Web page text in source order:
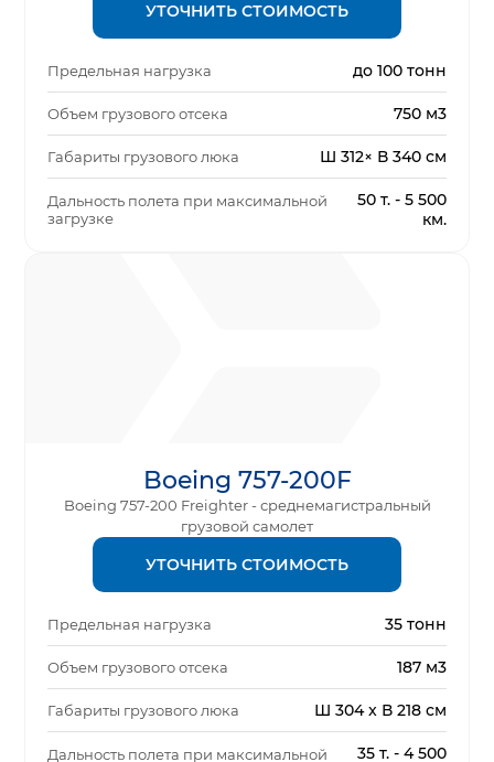
УТОЧНИТЬ СТОИМОСТЬ
Предельная нагрузка до 100 тонн
Объем грузового отсека 750 м3
Габариты грузового люка Ш 312× В 340 см
Дальность полета при максимальной
загрузке
50 т. - 5 500
км.
Boeing 757-200F
Boeing 757-200 Freighter - среднемагистральный
грузовой самолет
УТОЧНИТЬ СТОИМОСТЬ
Предельная нагрузка 35 тонн
Объем грузового отсека 187 м3
Габариты грузового люка Ш 304 x В 218 см
Дальность полета при максимальной
35 т. - 4 500